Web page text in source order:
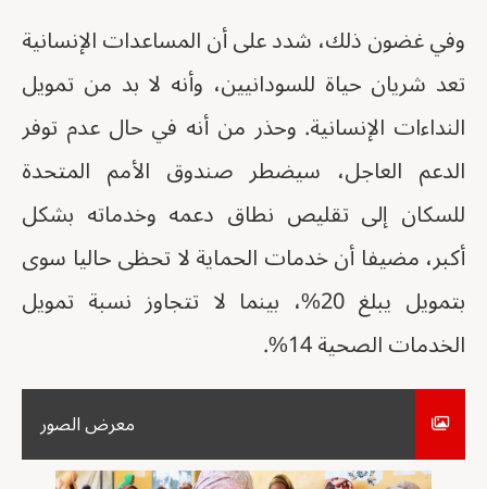
وفي غضون ذلك، شدد على أن المساعدات الإنسانية
تعد شريان حياة للسودانيين، وأنه لا بد من تمويل
النداءات الإنسانية. وحذر من أنه في حال عدم توفر
الدعم العاجل، سيضطر صندوق الأمم المتحدة
للسكان إلى تقليص نطاق دعمه وخدماته بشكل
أكبر، مضيفا أن خدمات الحماية لا تحظى حاليا سوى
بتمويل يبلغ 20%، بينما لا تتجاوز نسبة تمويل
الخدمات الصحية 14%.
معرض الصور